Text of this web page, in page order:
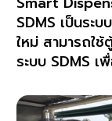
SDMS เป็นระ
ใหม่ สามารถใ
ระบบ SDMS